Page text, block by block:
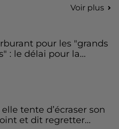
Voir plus
pour les "grands
: le délai pour la...
elle tente d’écraser son
et dit regretter...